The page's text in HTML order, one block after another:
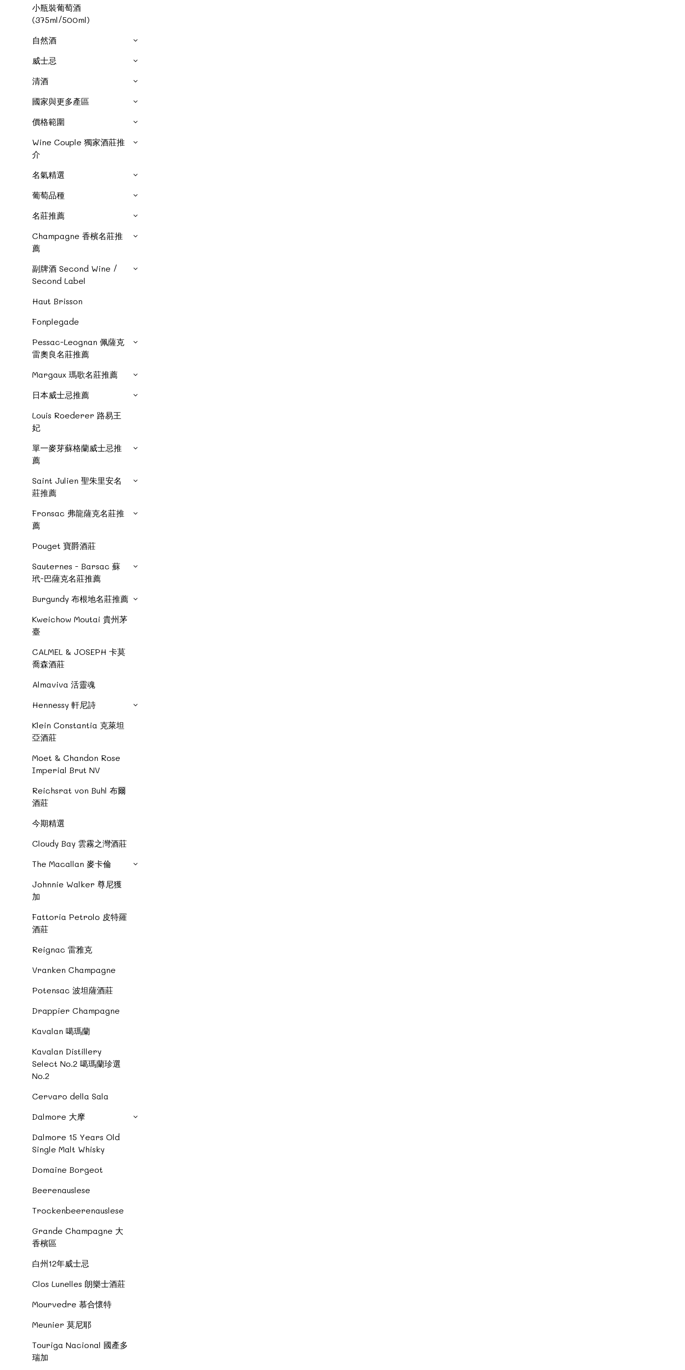
小瓶裝葡萄酒
(375ml/500ml)
自然酒
威士忌
清酒
國家與更多產區
價格範圍
Wine Couple 獨家酒莊推
介
名氣精選
葡萄品種
名莊推薦
Champagne 香檳名莊推
薦
副牌酒 Second Wine /
Second Label
Haut Brisson
Fonplegade
Pessac-Leognan 佩薩克
雷奧良名莊推薦
Margaux 瑪歌名莊推薦
日本威士忌推薦
Louis Roederer 路易王
妃
單一麥芽蘇格蘭威士忌推
薦
Saint Julien 聖朱里安名
莊推薦
Fronsac 弗龍薩克名莊推
薦
Pouget 寶爵酒莊
Sauternes - Barsac 蘇
玳-巴薩克名莊推薦
Burgundy 布根地名莊推薦
Kweichow Moutai 貴州茅
臺
CALMEL & JOSEPH 卡莫
喬森酒莊
Almaviva 活靈魂
Hennessy 軒尼詩
Klein Constantia 克萊坦
亞酒莊
Moet & Chandon Rose
Imperial Brut NV
Reichsrat von Buhl 布爾
酒莊
今期精選
Cloudy Bay 雲霧之灣酒莊
The Macallan 麥卡倫
Johnnie Walker 尊尼獲
加
Fattoria Petrolo 皮特羅
酒莊
Reignac 雷雅克
Vranken Champagne
Potensac 波坦薩酒莊
Drappier Champagne
Kavalan 噶瑪蘭
Kavalan Distillery
Select No.2 噶瑪蘭珍選
No.2
Cervaro della Sala
Dalmore 大摩
Dalmore 15 Years Old
Single Malt Whisky
Domaine Borgeot
Beerenauslese
Trockenbeerenauslese
Grande Champagne 大
香檳區
白州12年威士忌
Clos Lunelles 朗樂士酒莊
Mourvedre 慕合懷特
Meunier 莫尼耶
Touriga Nacional 國產多
瑞加